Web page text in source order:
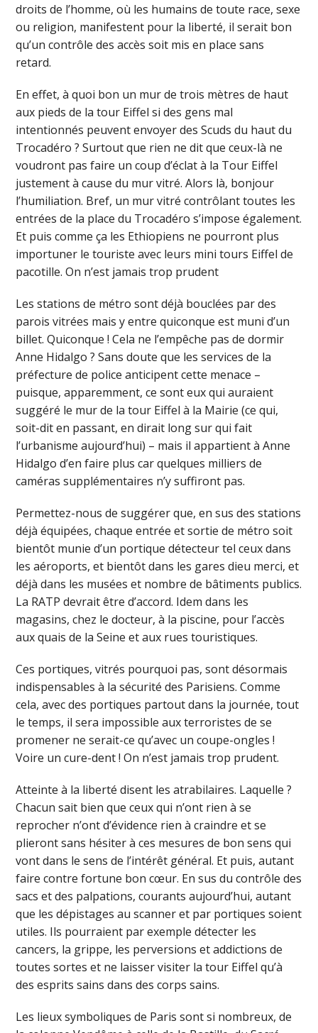
droits de l’homme, où les humains de toute race, sexe
ou religion, manifestent pour la liberté, il serait bon
qu’un contrôle des accès soit mis en place sans
retard.
En effet, à quoi bon un mur de trois mètres de haut
aux pieds de la tour Eiffel si des gens mal
intentionnés peuvent envoyer des Scuds du haut du
Trocadéro ? Surtout que rien ne dit que ceux-là ne
voudront pas faire un coup d’éclat à la Tour Eiffel
justement à cause du mur vitré. Alors là, bonjour
l’humiliation. Bref, un mur vitré contrôlant toutes les
entrées de la place du Trocadéro s’impose également.
Et puis comme ça les Ethiopiens ne pourront plus
importuner le touriste avec leurs mini tours Eiffel de
pacotille. On n’est jamais trop prudent
Les stations de métro sont déjà bouclées par des
parois vitrées mais y entre quiconque est muni d’un
billet. Quiconque ! Cela ne l’empêche pas de dormir
Anne Hidalgo ? Sans doute que les services de la
préfecture de police anticipent cette menace –
puisque, apparemment, ce sont eux qui auraient
suggéré le mur de la tour Eiffel à la Mairie (ce qui,
soit-dit en passant, en dirait long sur qui fait
l’urbanisme aujourd’hui) – mais il appartient à Anne
Hidalgo d’en faire plus car quelques milliers de
caméras supplémentaires n’y suffiront pas.
Permettez-nous de suggérer que, en sus des stations
déjà équipées, chaque entrée et sortie de métro soit
bientôt munie d’un portique détecteur tel ceux dans
les aéroports, et bientôt dans les gares dieu merci, et
déjà dans les musées et nombre de bâtiments publics.
La RATP devrait être d’accord. Idem dans les
magasins, chez le docteur, à la piscine, pour l’accès
aux quais de la Seine et aux rues touristiques.
Ces portiques, vitrés pourquoi pas, sont désormais
indispensables à la sécurité des Parisiens. Comme
cela, avec des portiques partout dans la journée, tout
le temps, il sera impossible aux terroristes de se
promener ne serait-ce qu’avec un coupe-ongles !
Voire un cure-dent ! On n’est jamais trop prudent.
Atteinte à la liberté disent les atrabilaires. Laquelle ?
Chacun sait bien que ceux qui n’ont rien à se
reprocher n’ont d’évidence rien à craindre et se
plieront sans hésiter à ces mesures de bon sens qui
vont dans le sens de l’intérêt général. Et puis, autant
faire contre fortune bon cœur. En sus du contrôle des
sacs et des palpations, courants aujourd’hui, autant
que les dépistages au scanner et par portiques soient
utiles. Ils pourraient par exemple détecter les
cancers, la grippe, les perversions et addictions de
toutes sortes et ne laisser visiter la tour Eiffel qu’à
des esprits sains dans des corps sains.
Les lieux symboliques de Paris sont si nombreux, de